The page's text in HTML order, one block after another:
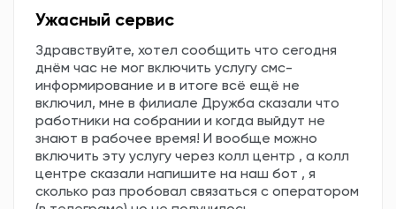
Ужасный сервис
Здравствуйте, хотел сообщить что сегодня
днём час не мог включить услугу смс-
информирование и в итоге всё ещё не
включил, мне в филиале Дружба сказали что
работники на собрании и когда выйдут не
знают в рабочее время! И вообще можно
включить эту услугу через колл центр , а колл
центре сказали напишите на наш бот , я
сколько раз пробовал связаться с оператором